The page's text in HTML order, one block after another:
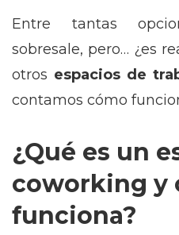
Entre tantas
sobresale, pero… ¿es
otros espacios de
contamos cómo
¿Qué es un
coworking y
funciona?